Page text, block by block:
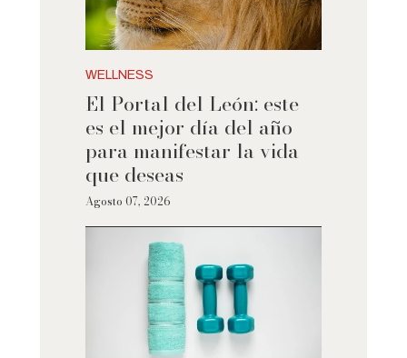
WELLNESS
El Portal del León: este
es el mejor día del año
para manifestar la vida
que deseas
Agosto 07, 2026